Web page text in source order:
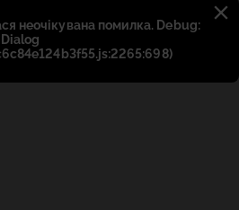
неочікувана помилка. Debug: